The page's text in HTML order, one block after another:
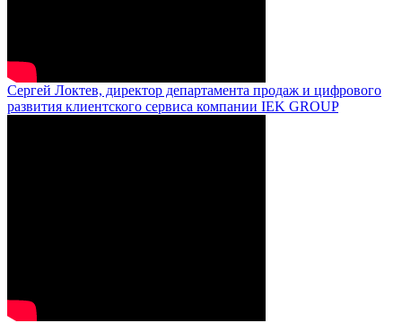
Сергей Локтев, директор департамента продаж и цифрового
развития клиентского сервиса компании IEK GROUP